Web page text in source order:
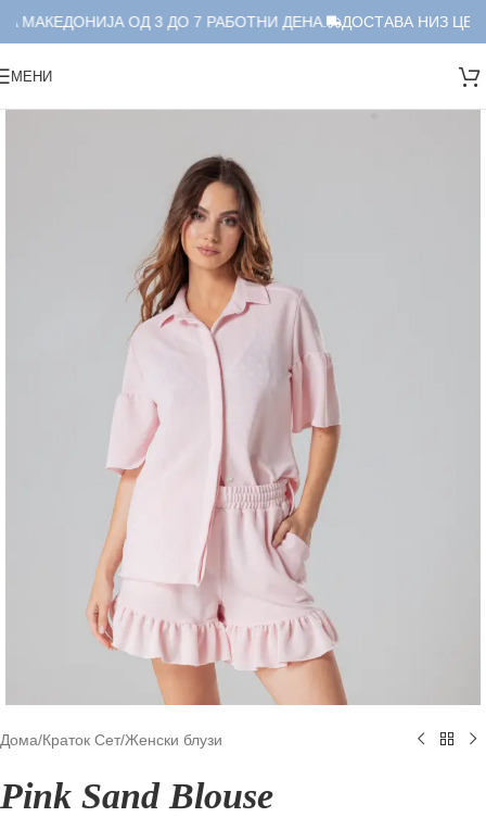
МАКЕДОНИЈА ОД 3 ДО 7 РАБОТНИ ДЕНА. ДОСТАВА НИЗ
МЕНИ
Дома/Краток Сет/Женски блузи
Pink Sand Blouse